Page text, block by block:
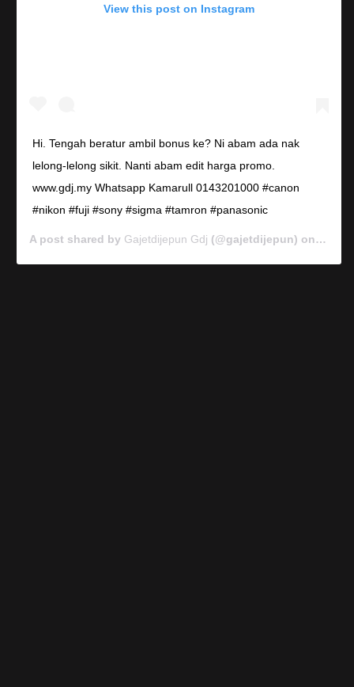
View this post on Instagram
Hi. Tengah beratur ambil bonus ke? Ni abam ada nak
lelong-lelong sikit. Nanti abam edit harga promo.
www.gdj.my Whatsapp Kamarull 0143201000 #canon
#nikon #fuji #sony #sigma #tamron #panasonic
A post shared by Gajetdijepun Gdj (@gajetdijepun) on Jan 7,